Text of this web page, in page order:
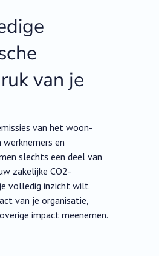
van je
van het woon-
en
slechts een deel van
zakelijke CO2-
volledig inzicht wilt
van je organisatie,
impact meenemen.